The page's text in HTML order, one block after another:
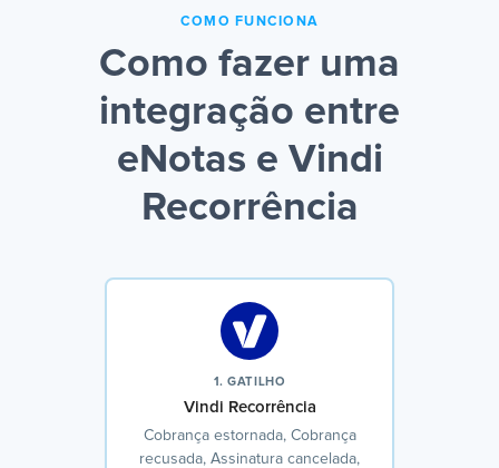
COMO FUNCIONA
Como fazer uma
integração entre
eNotas e Vindi
Recorrência
1. GATILHO
Vindi Recorrência
Cobrança estornada, Cobrança
recusada, Assinatura cancelada,